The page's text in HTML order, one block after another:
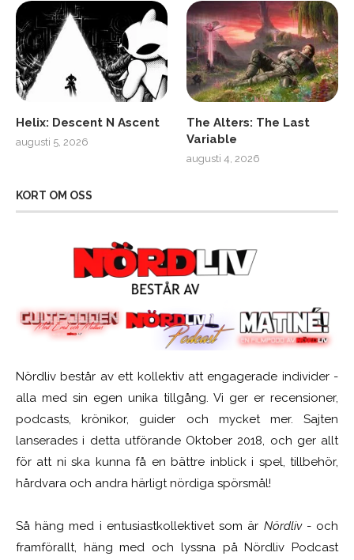
Helix: Descent N Ascent
augusti 5, 2026
The Alters: The Last
Variable
augusti 4, 2026
KORT OM OSS
Nördliv består av ett kollektiv att engagerade individer -
alla med sin egen unika tillgång. Vi ger er recensioner,
podcasts, krönikor, guider och mycket mer. Sajten
lanserades i detta utförande Oktober 2018, och ger allt
för att ni ska kunna få en bättre inblick i spel, tillbehör,
hårdvara och andra härligt nördiga spörsmål!
Så häng med i entusiastkollektivet som är Nördliv- och
framförallt, häng med och lyssna på Nördliv Podcast